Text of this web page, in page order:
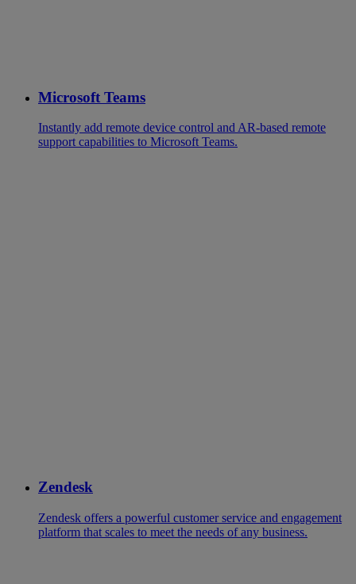
Microsoft Teams
Instantly add remote device control and AR-based remote
support capabilities to Microsoft Teams.
Zendesk
Zendesk offers a powerful customer service and engagement
platform that scales to meet the needs of any business.